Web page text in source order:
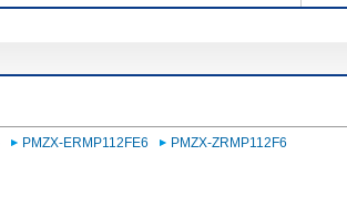
PMZX-ERMP112FE6
PMZX-ZRMP112F6